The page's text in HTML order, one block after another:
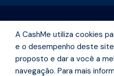
Rua Olimpíadas, 242 -Vila
A CashMe utiliza cookies
e o desempenho deste
proposto e dar a você a
navegação. Para mais